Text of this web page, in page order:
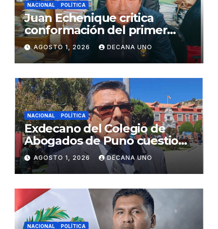
NACIONAL POLÍTICA
Juan Echenique critica
conformación del primer
gabinete ministerial de Keiko
Fujimori
AGOSTO 1, 2026 DECANA UNO
NACIONAL POLÍTICA
Exdecano del Colegio de
Abogados de Puno cuestiona
propuestas sobre seguridad
ciudadana
AGOSTO 1, 2026 DECANA UNO
NACIONAL POLÍTICA